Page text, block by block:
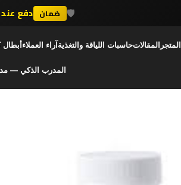
المتجر المقالاتحاسبات اللياقة والتغذيةآراء العملاءأبطال
المدرب الذكي —
🛡️ ضمان دفع